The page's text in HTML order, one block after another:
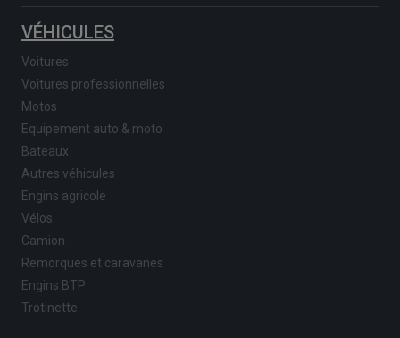
VÉHICULES
Voitures
Voitures professionnelles
Motos
Equipement auto & moto
Bateaux
Autres véhicules
Engins agricole
Vélos
Camion
Remorques et caravanes
Engins BTP
Trotinette